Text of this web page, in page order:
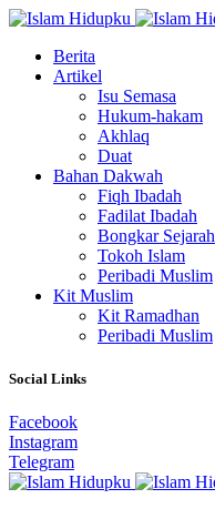
Berita
Artikel
Isu Semasa
Hukum-hakam
Akhlaq
Duat
Bahan Dakwah
Fiqh Ibadah
Fadilat Ibadah
Bongkar Sejarah
Tokoh Islam
Peribadi Muslim
Kit Muslim
Kit Ramadhan
Peribadi Muslim
Social Links
Facebook
Instagram
Telegram